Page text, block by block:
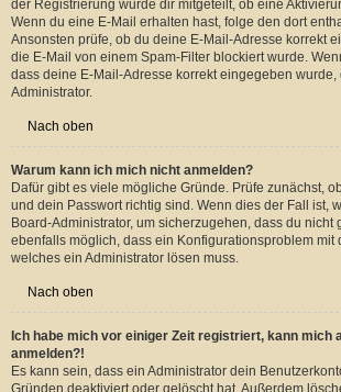
Möglichkeiten. WennCOPPAaktiviert ist und du
unter 13 Jahre alt bist, musst du bzw. einer deiner
Erziehungsberechtigten den Anweisungen folgen, die
dies nicht der Fall ist, muss dein Benutzerkonto
einigen Boards müssen alle neu angemeldeten
werden – entweder musst du dies selbst erledigen oder
Wenn du eine E-Mail erhalten hast, folge den dort
Ansonsten prüfe, ob du deine E-Mail-Adresse korrekt
die E-Mail von einem Spam-Filter blockiert wurde.
dass deine E-Mail-Adresse korrekt eingegeben wurde,
Administrator.
Nach oben
Dafür gibt es viele mögliche Gründe. Prüfe zunächst,
und dein Passwort richtig sind. Wenn dies der Fall ist,
Board-Administrator, um sicherzugehen, dass du nicht
ebenfalls möglich, dass ein Konfigurationsproblem mit
welches ein Administrator lösen muss.